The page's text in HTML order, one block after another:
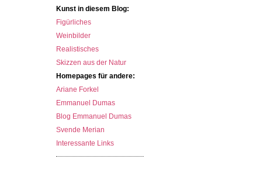
Kunst in diesem Blog:
Figürliches
Weinbilder
Realistisches
Skizzen aus der Natur
Homepages für andere:
Ariane Forkel
Emmanuel Dumas
Blog Emmanuel Dumas
Svende Merian
Interessante Links